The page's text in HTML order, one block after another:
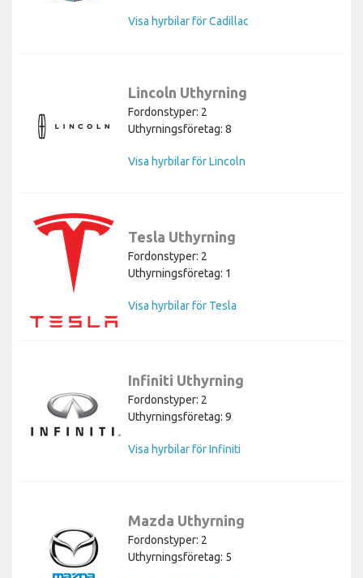
Visa hyrbilar för Cadillac
Lincoln Uthyrning
Fordonstyper: 2
Uthyrningsföretag: 8
Visa hyrbilar för Lincoln
Tesla Uthyrning
Fordonstyper: 2
Uthyrningsföretag: 1
Visa hyrbilar för Tesla
Infiniti Uthyrning
Fordonstyper: 2
Uthyrningsföretag: 9
Visa hyrbilar för Infiniti
Mazda Uthyrning
Fordonstyper: 2
Uthyrningsföretag: 5